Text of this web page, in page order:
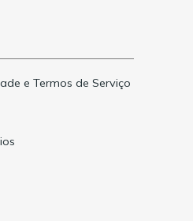
e Termos de Serviço